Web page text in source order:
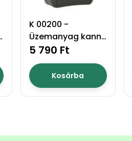
K 00200 -
Üzemanyag kanna
20l
5 790 Ft
Kosárba